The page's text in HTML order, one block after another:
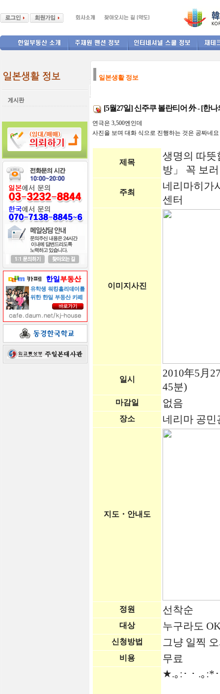
일본생활 정보
[5월27일] 신주쿠 볼란티어 外 - [한
연극은 3,500엔인데
사진을 보며 대화 식으로 진행하는 것은 공짜네요
제목
생명의 따뜻
방」 꼭 보
주최
네리마히가
센터
이미지사진
일시
2010年5月
45분)
마감일 없음
장소 네리마 공
지도・안내도
정원 선착순
대상 누구라도
신청방법 그냥 일찍
비용 무료
★.｡:･・.｡:*